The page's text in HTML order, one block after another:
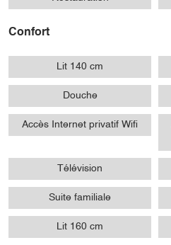
Confort
Lit 140 cm
Douche
Accès Internet privatif Wifi
Télévision
Suite familiale
Lit 160 cm